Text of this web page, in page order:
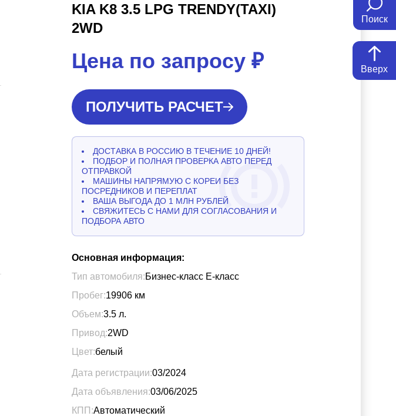
Поиск
Вверх
KIA K8 3.5 LPG TRENDY(TAXI)
2WD
Цена по запросу ₽
ПОЛУЧИТЬ РАСЧЕТ
ДОСТАВКА В РОССИЮ В ТЕЧЕНИЕ 10 ДНЕЙ!
ПОДБОР И ПОЛНАЯ ПРОВЕРКА АВТО ПЕРЕД
ОТПРАВКОЙ
МАШИНЫ НАПРЯМУЮ С КОРЕИ БЕЗ
ПОСРЕДНИКОВ И ПЕРЕПЛАТ
ВАША ВЫГОДА ДО 1 МЛН РУБЛЕЙ
СВЯЖИТЕСЬ С НАМИ ДЛЯ СОГЛАСОВАНИЯ И
ПОДБОРА АВТО
Основная информация:
Тип автомобиля:Бизнес-класс Е-класс
Пробег:19906 км
Объем:3.5 л.
Привод:2WD
Цвет:белый
Дата регистрации:03/2024
Дата объявления:03/06/2025
КПП:Автоматический